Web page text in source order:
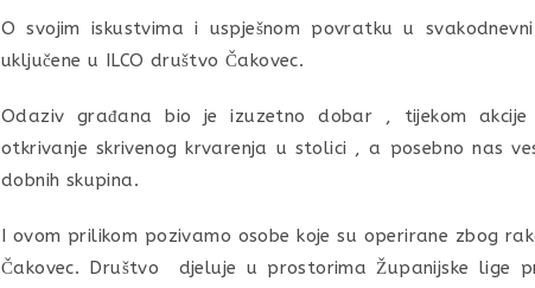
O svojim iskustvima i uspješnom povratku u
uključene u ILCO društvo Čakovec.
Odaziv građana bio je izuzetno dobar , tijekom
otkrivanje skrivenog krvarenja u stolici , a posebno nas
dobnih skupina.
I ovom prilikom pozivamo osobe koje su operirane zbog
Čakovec. Društvo djeluje u prostorima Županijske lige